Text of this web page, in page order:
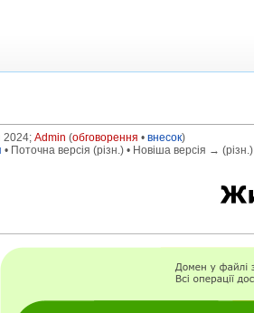
2024; Admin (обговорення • внесок)
• Поточна версія (різн.) • Новіша версія → (різн.)